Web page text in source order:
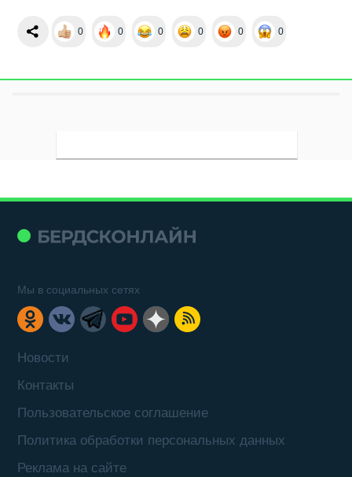
0 0 0 0 0 0
Новости
Контакты
Пользовательское соглашение
Политика обработки персональных данных
Реклама на сайте
Мы в социальных сетях